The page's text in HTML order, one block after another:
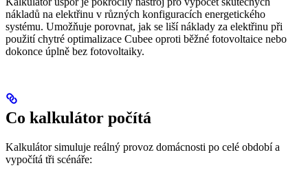
nákladů na elektřinu v různých konfiguracích energetického
systému. Umožňuje porovnat, jak se liší náklady za elektřinu při
použití chytré optimalizace Cubee oproti běžné fotovoltaice nebo
dokonce úplně bez fotovoltaiky.
Co kalkulátor počítá
Kalkulátor simuluje reálný provoz domácnosti po celé období a
vypočítá tři scénáře: